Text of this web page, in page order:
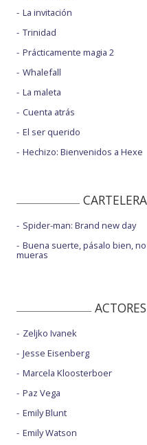
La invitación
Trinidad
Prácticamente magia 2
Whalefall
La maleta
Cuenta atrás
El ser querido
Hechizo: Bienvenidos a Hexe
Spider-man: Brand new day
Buena suerte, pásalo bien, no
mueras
Zeljko Ivanek
Jesse Eisenberg
Marcela Kloosterboer
Paz Vega
Emily Blunt
Emily Watson